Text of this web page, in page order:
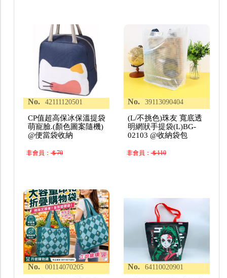
No. 42111120501
CP值超高保冰保溫提袋
萌寵臉.(顏色圖案隨機)
@便當袋收納
非會員：＄70
No. 39113090404
(L/不挑色)珠友 寬底透
明網狀手提袋(L)BG-
02103 @收納袋包
非會員：＄110
No. 00114070205 No. 64110020901